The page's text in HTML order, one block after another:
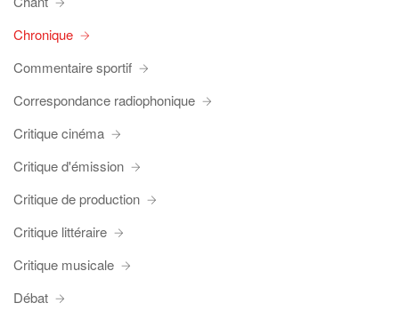
Chronique
Commentaire sportif
Correspondance radiophonique
Critique cinéma
Critique d'émission
Critique de production
Critique littéraire
Critique musicale
Débat